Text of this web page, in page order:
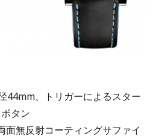
44mm、トリガーによるスター
タン
面無反射コーティングサファイ